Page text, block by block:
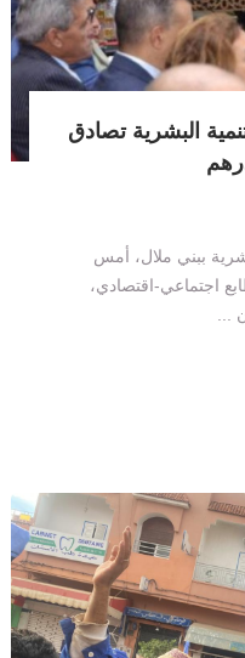
البشرية تصادق
ببني ملال، أمس
اجتماعي-اقتصادي،